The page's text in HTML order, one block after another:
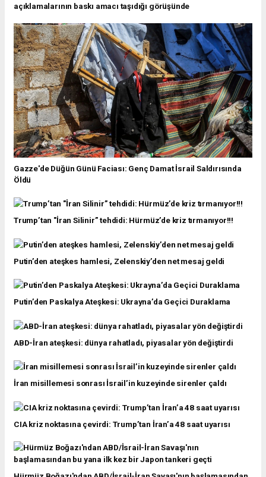
açıklamalarının baskı amacı taşıdığı görüşünde
Gazze'de Düğün Günü Faciası: Genç Damat İsrail Saldırısında
Öldü
Trump’tan "İran Silinir” tehdidi: Hürmüz’de kriz tırmanıyor!!!
Putin’den ateşkes hamlesi, Zelenskiy’den net mesaj geldi
Putin’den Paskalya Ateşkesi: Ukrayna’da Geçici Duraklama
ABD-İran ateşkesi: dünya rahatladı, piyasalar yön değiştirdi
İran misillemesi sonrası İsrail’in kuzeyinde sirenler çaldı
CIA kriz noktasına çevirdi: Trump’tan İran’a 48 saat uyarısı